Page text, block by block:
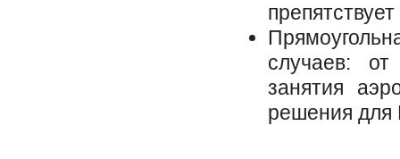
случаев:
занятия
решения для